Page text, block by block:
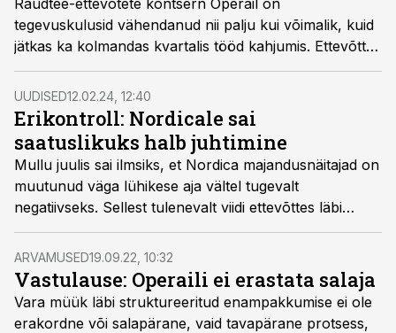
Raudtee-ettevõtete kontsern Operail on
tegevuskulusid vähendanud nii palju kui võimalik, kuid
jätkas ka kolmandas kvartalis tööd kahjumis. Ettevõtte
kasumlikuks pööramiseks otsib juhatus võimalusi äri
laiendamiseks välisturgudele. Raudteevedude
jätkusuutlikkuse tagamiseks Eestis on aga vaja
sektoriülest koostööd ja poliitilist suunamist.
UUDISED12.02.24, 12:40
Erikontroll: Nordicale sai
saatuslikuks halb juhtimine
Mullu juulis sai ilmsiks, et Nordica majandusnäitajad on
muutunud väga lühikese aja vältel tugevalt
negatiivseks. Sellest tulenevalt viidi ettevõttes läbi
erikontroll, et tuvastada negatiivse majandusseisuni
viinud asjaolud.
ARVAMUSED19.09.22, 10:32
Vastulause: Operaili ei erastata salaja
Vara müük läbi struktureeritud enampakkumise ei ole
erakordne või salapärane, vaid tavapärane protsess,